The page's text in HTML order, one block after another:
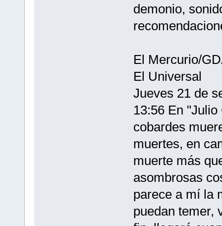
demonio,
El Mercurio/
El Universal
Jueves 21 de
13:56 En
cobardes
muertes, en
muerte más
asombrosas
parece a mí la
puedan temer,